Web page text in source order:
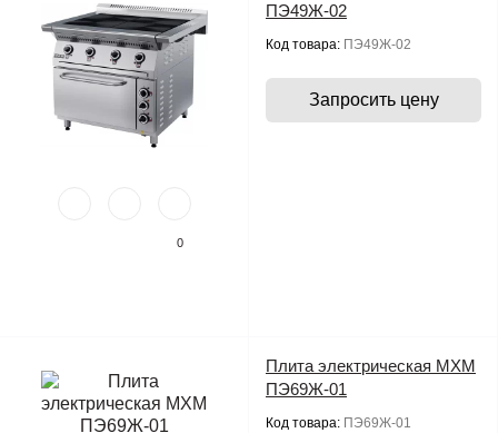
0
ПЭ49Ж-02
Код товара: ПЭ49Ж-02
Запросить цену
Плита электрическая МХМ
ПЭ69Ж-01
Код товара: ПЭ69Ж-01